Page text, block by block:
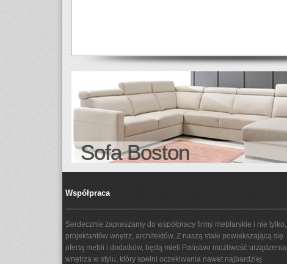
Sofa Boston
Współpraca
Serdecznie zapraszamy do współpracy firmy meblarskie i nie tylko,
projektantów wnętrz, architektów. Z naszą stale powiekszającą się
ofertą mebli i dodatków, będą mieli Państwo możliwość urządzenia
wnętrza w stylu, który spełni oczekiwania nawet najbardziej